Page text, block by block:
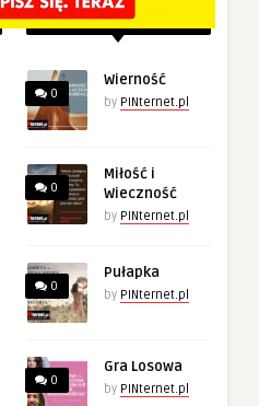
POWIĄZANE PINEZKI
0
Wierność
by PINternet.pl
0
Miłość i
Wieczność
by PINternet.pl
0
Pułapka
by PINternet.pl
0
Gra Losowa
by PINternet.pl